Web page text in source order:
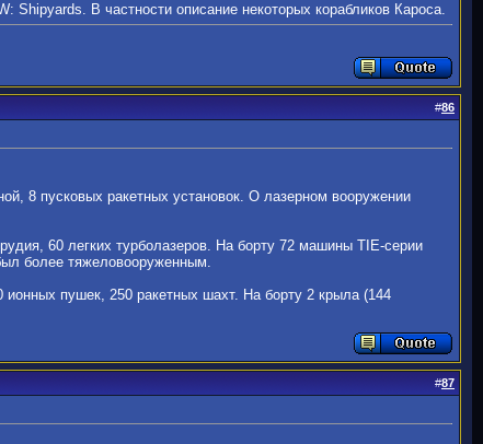
В частности описание некоторых корабликов Кароса.
#86
8 пусковых ракетных установок. О лазерном вооружении
60 легких турболазеров. На борту 72 машины TIE-серии
более тяжеловооруженным.
пушек, 250 ракетных шахт. На борту 2 крыла (144
#87